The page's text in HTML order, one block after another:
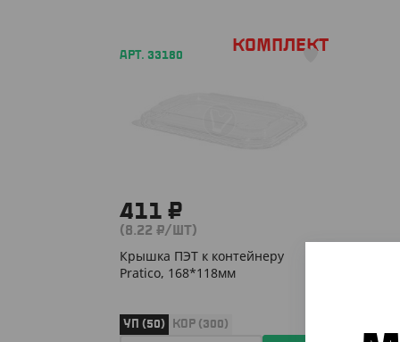
АРТ. 33180
Комплект
411 ₽
(8.22 ₽/ШТ)
Крышка ПЭТ к контейнеру
Pratico, 168*118мм
УП (50) КОР (300)